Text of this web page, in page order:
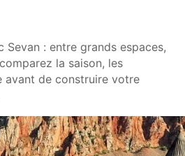
Sevan : entre grands espaces,
la saison, les
avant de construire votre